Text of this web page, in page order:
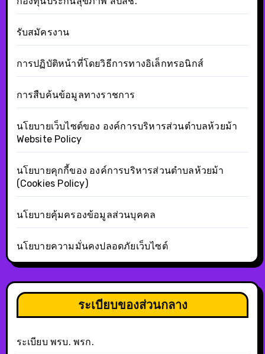
รับสมัครงาน
การปฏิบัติหน้าที่โดยวิธีการทางอิเล็กทรอนิกส์
การสืบค้นข้อมูลทางราชการ
นโยบายเว็บไซต์ของ องค์การบริหารส่วนตำบลห้วยม้า
Website Policy
นโยบายคุกกี้ของ องค์การบริหารส่วนตำบลห้วยม้า
(Cookies Policy)
นโยบายคุ้มครองข้อมูลส่วนบุคคล
นโยบายความมั่นคงปลอดภัยเว็บไซต์
ระเบียบของส่วนกลาง
ระเบียบ พรบ. พรก.